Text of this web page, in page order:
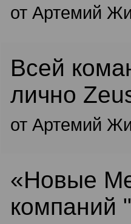
от Артемий
Всей
лично
от Артемий
«Новые
компаний